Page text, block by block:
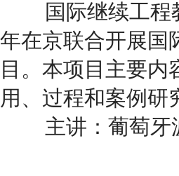
国际继续工程教
年在京联合开展国
目。本项目主要
用、过程和案例研
主讲：葡萄牙波